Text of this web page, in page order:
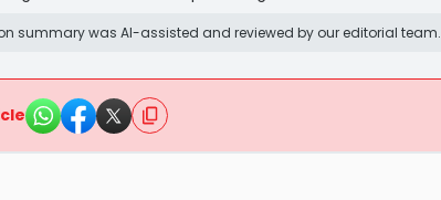
summary was AI-assisted and reviewed by our editorial team.